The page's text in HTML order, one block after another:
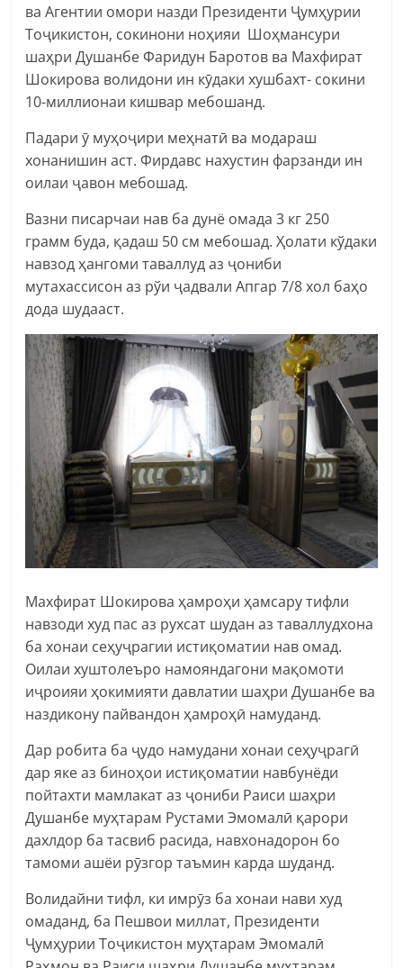
ва Агентии омори назди Президенти Ҷумҳурии
Тоҷикистон, сокинони ноҳияи Шоҳмансури
шаҳри Душанбе Фаридун Баротов ва Махфират
Шокирова волидони ин кӯдаки хушбахт- сокини
10-миллионаи кишвар мебошанд.
Падари ӯ муҳоҷири меҳнатӣ ва модараш
хонанишин аст. Фирдавс нахустин фарзанди ин
оилаи ҷавон мебошад.
Вазни писарчаи нав ба дунё омада 3 кг 250
грамм буда, қадаш 50 см мебошад. Ҳолати кўдаки
навзод ҳангоми таваллуд аз ҷониби
мутахассисон аз рўи ҷадвали Апгар 7/8 хол баҳо
дода шудааст.
Махфират Шокирова ҳамроҳи ҳамсару тифли
навзоди худ пас аз рухсат шудан аз таваллудхона
ба хонаи сеҳуҷрагии истиқоматии нав омад.
Оилаи хуштолеъро намояндагони мақомоти
иҷроияи ҳокимияти давлатии шаҳри Душанбе ва
наздикону пайвандон ҳамроҳӣ намуданд.
Дар робита ба ҷудо намудани хонаи сеҳуҷрагӣ
дар яке аз биноҳои истиқоматии навбунёди
пойтахти мамлакат аз ҷониби Раиси шаҳри
Душанбе муҳтарам Рустами Эмомалӣ қарори
дахлдор ба тасвиб расида, навхонадорон бо
тамоми ашёи рӯзгор таъмин карда шуданд.
Волидайни тифл, ки имрӯз ба хонаи нави худ
омаданд, ба Пешвои миллат, Президенти
Ҷумҳурии Тоҷикистон муҳтарам Эмомалӣ